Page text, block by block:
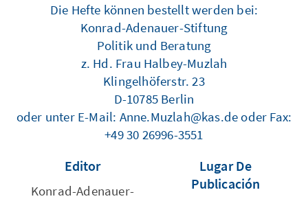
Die Hefte können bestellt werden bei:
Konrad-Adenauer-Stiftung
Politik und Beratung
z. Hd. Frau Halbey-Muzlah
Klingelhöferstr. 23
D-10785 Berlin
oder unter E-Mail: Anne.Muzlah@kas.de oder Fax:
+49 30 26996-3551
Editor
Konrad-Adenauer-
Lugar De
Publicación